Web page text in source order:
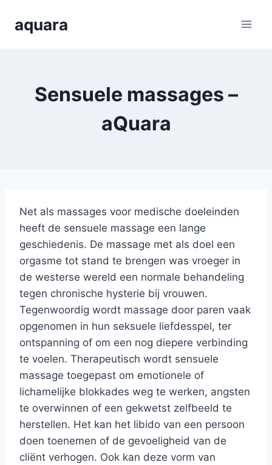
aquara
Sensuele massages –
aQuara
Net als massages voor medische doeleinden
heeft de sensuele massage een lange
geschiedenis. De massage met als doel een
orgasme tot stand te brengen was vroeger in
de westerse wereld een normale behandeling
tegen chronische hysterie bij vrouwen.
Tegenwoordig wordt massage door paren vaak
opgenomen in hun seksuele liefdesspel, ter
ontspanning of om een nog diepere verbinding
te voelen. Therapeutisch wordt sensuele
massage toegepast om emotionele of
lichamelijke blokkades weg te werken, angsten
te overwinnen of een gekwetst zelfbeeld te
herstellen. Het kan het libido van een persoon
doen toenemen of de gevoeligheid van de
cliënt verhogen. Ook kan deze vorm van